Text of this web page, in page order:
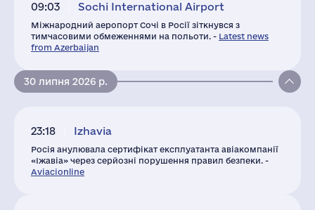
09:03 Sochi International Airport
Міжнародний аеропорт Сочі в Росії зіткнувся з
тимчасовими обмеженнями на польоти. - Latest news
from Azerbaijan
30 липня 2026 р.
23:18 Izhavia
Росія анулювала сертифікат експлуатанта авіакомпанії
«Іжавіа» через серйозні порушення правил безпеки. -
Aviacionline